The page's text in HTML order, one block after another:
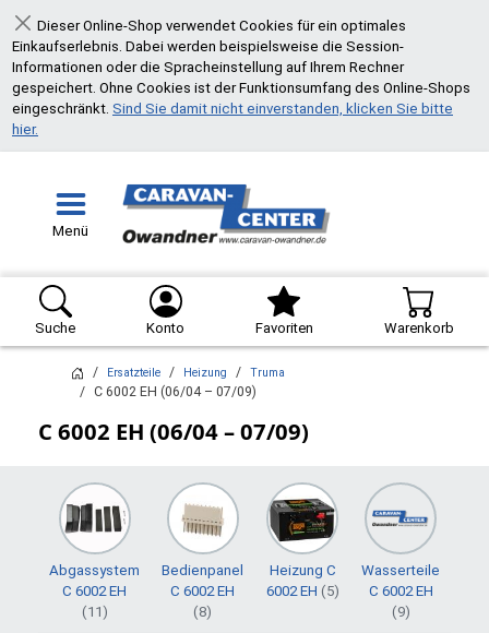
Schließen
Dieser Online-Shop verwendet Cookies für ein optimales
Einkaufserlebnis. Dabei werden beispielsweise die Session-
Informationen oder die Spracheinstellung auf Ihrem Rechner
gespeichert. Ohne Cookies ist der Funktionsumfang des Online-Shops
eingeschränkt. Sind Sie damit nicht einverstanden, klicken Sie bitte
hier.
Menü
Suche Konto Favoriten Warenkorb
Ersatzteile Heizung Truma
C 6002 EH (06/04 – 07/09)
C 6002 EH (06/04 – 07/09)
Abgassystem
C 6002 EH
(11)
Bedienpanel
C 6002 EH
(8)
Heizung C
6002 EH (5)
Wasserteile
C 6002 EH
(9)